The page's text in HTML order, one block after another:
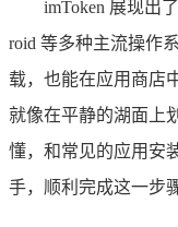
imToken 展现出
roid 等多种主流操作
载，也能在应用商店
就像在平静的湖面上
懂，和常见的应用安
手，顺利完成这一步